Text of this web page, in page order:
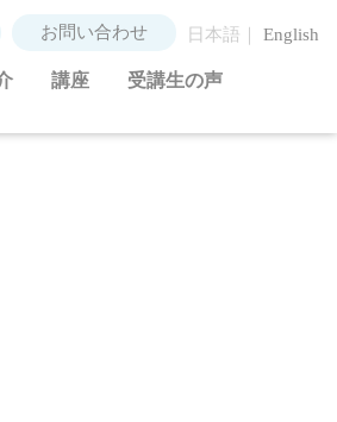
お問い合わせ 日本語 English
講座
受講生の声